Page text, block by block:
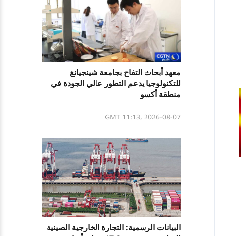
معهد أبحاث التفاح بجامعة شينجيانغ
للتكنولوجيا يدعم التطور عالي الجودة في
منطقة أكسو
GMT 11:13, 2026-08-07
البيانات الرسمية: التجارة الخارجية الصينية